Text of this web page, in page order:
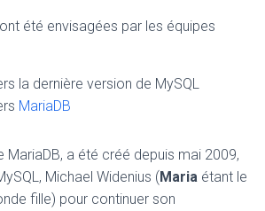
été envisagées par les équipes
la dernière version de MySQL
MariaDB
MariaDB, a été créé depuis mai 2009,
Michael Widenius (Maria étant le
fille) pour continuer son